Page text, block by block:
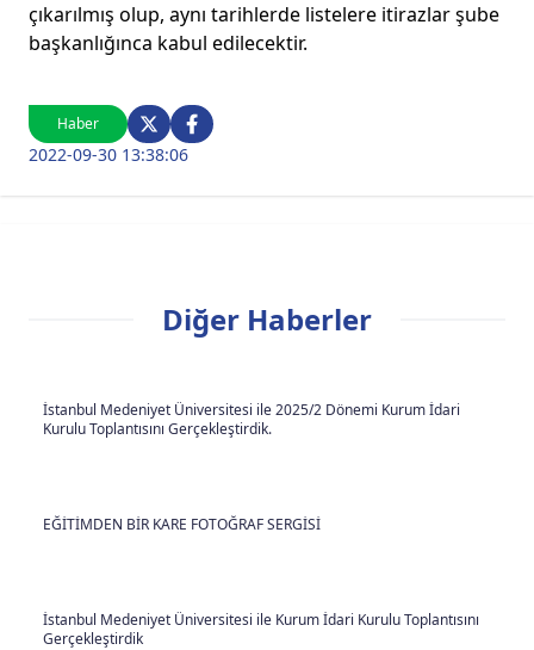
Haber
2022-09-30 13:38:06
çıkarılmış olup, aynı tarihlerde listelere itirazlar şube
başkanlığınca kabul edilecektir.
Diğer Haberler
İstanbul Medeniyet Üniversitesi ile 2025/2 Dönemi Kurum İdari
Kurulu Toplantısını Gerçekleştirdik.
EĞİTİMDEN BİR KARE FOTOĞRAF SERGİSİ
İstanbul Medeniyet Üniversitesi ile Kurum İdari Kurulu Toplantısını
Gerçekleştirdik